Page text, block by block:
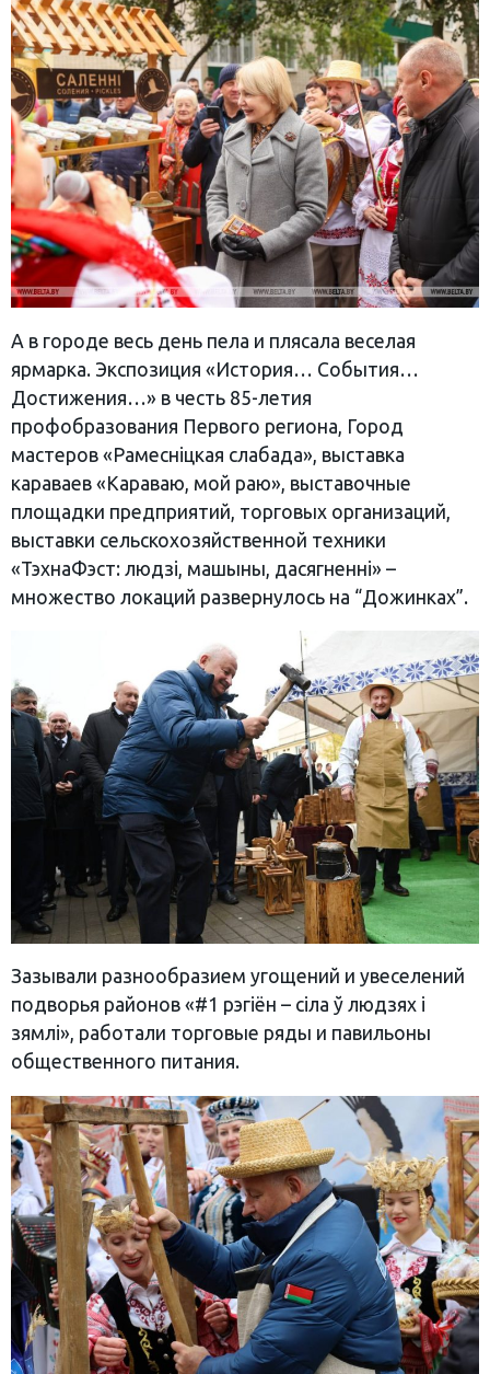
А в городе весь день пела и плясала веселая
ярмарка. Экспозиция «История… События…
Достижения…» в честь 85-летия
профобразования Первого региона, Город
мастеров «Рамесніцкая слабада», выставка
караваев «Караваю, мой раю», выставочные
площадки предприятий, торговых организаций,
выставки сельскохозяйственной техники
«ТэхнаФэст: людзі, машыны, дасягненні» –
множество локаций развернулось на “Дожинках”.
Зазывали разнообразием угощений и увеселений
подворья районов «#1 рэгіён – сіла ў людзях і
зямлі», работали торговые ряды и павильоны
общественного питания.